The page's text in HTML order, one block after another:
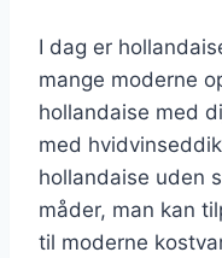
I dag er
mange moderne
hollandaise med
med
hollandaise uden
måder, man kan
til moderne